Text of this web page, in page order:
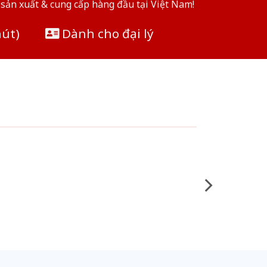
xuất & cung cấp hàng đầu tại Việt Nam!
Dành cho đại lý